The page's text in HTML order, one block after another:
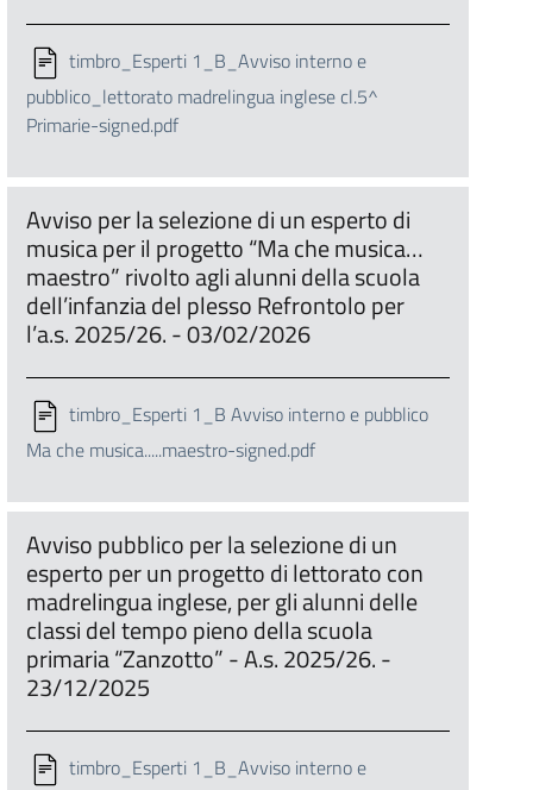
timbro_Esperti 1_B_Avviso interno e
pubblico_lettorato madrelingua inglese cl.5^
Primarie-signed.pdf
Avviso per la selezione di un esperto di
musica per il progetto “Ma che musica…
maestro” rivolto agli alunni della scuola
dell’infanzia del plesso Refrontolo per
l’a.s. 2025/26. - 03/02/2026
timbro_Esperti 1_B Avviso interno e pubblico
Ma che musica.....maestro-signed.pdf
Avviso pubblico per la selezione di un
esperto per un progetto di lettorato con
madrelingua inglese, per gli alunni delle
classi del tempo pieno della scuola
primaria “Zanzotto” - A.s. 2025/26. -
23/12/2025
timbro_Esperti 1_B_Avviso interno e